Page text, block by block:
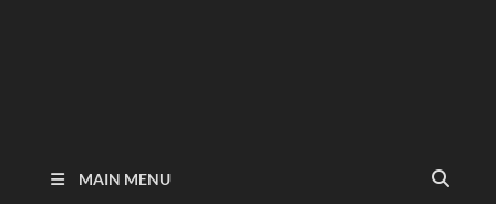
MAIN MENU